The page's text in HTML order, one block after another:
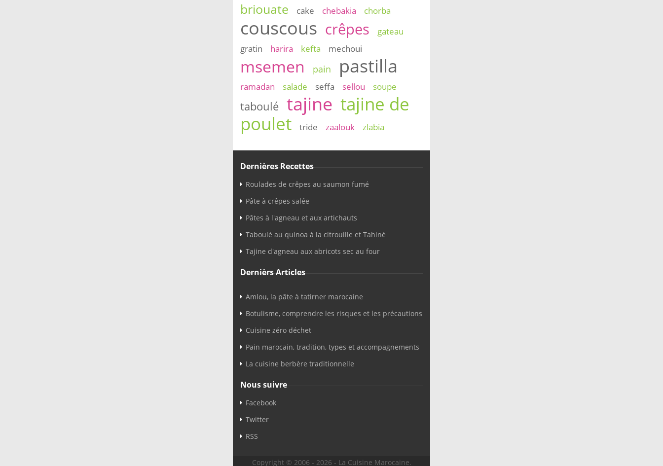
briouate cake chebakia chorba
couscous crêpes
gateau
gratin
harira kefta mechoui
msemen pain pastilla
ramadan salade seffa sellou soupe
taboulé tajine tajine de
poulet
tride zaalouk zlabia
Dernières Recettes
Roulades de crêpes au saumon fumé
Pâte à crêpes salée
Pâtes à l'agneau et aux artichauts
Taboulé au quinoa à la citrouille et Tahiné
Tajine d'agneau aux abricots sec au four
Dernièrs Articles
Amlou, la pâte à tatirner marocaine
Botulisme, comprendre les risques et les précautions
Cuisine zéro déchet
Pain marocain, tradition, types et accompagnements
La cuisine berbère traditionnelle
Nous suivre
Facebook
Twitter
RSS
Copyright © 2006 - 2026 - La Cuisine Marocaine.